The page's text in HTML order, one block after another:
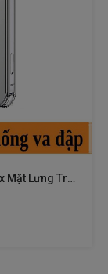
Ốp Lưng Chống Sốc Cho IPhone 13 Pro Max Mặt Lưng Trong Suốt Siêu Mỏng 0.8mm Hiệu X-Level Sparkling Series